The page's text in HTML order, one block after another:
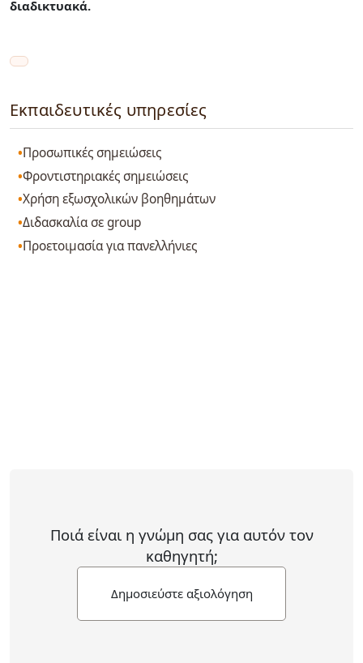
διαδικτυακά.
Εκπαιδευτικές υπηρεσίες
Προσωπικές σημειώσεις
Φροντιστηριακές σημειώσεις
Χρήση εξωσχολικών βοηθημάτων
Διδασκαλία σε group
Προετοιμασία για πανελλήνιες
Ποιά είναι η γνώμη σας για αυτόν τον
καθηγητή;
Δημοσιεύστε αξιολόγηση